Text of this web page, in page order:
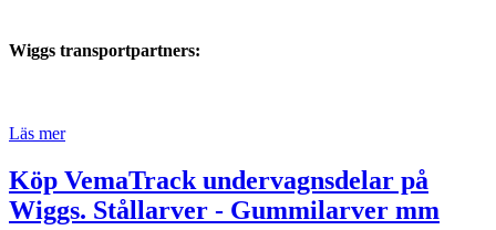
Wiggs transportpartners:
Läs mer
Köp VemaTrack undervagnsdelar på
Wiggs. Stållarver - Gummilarver mm